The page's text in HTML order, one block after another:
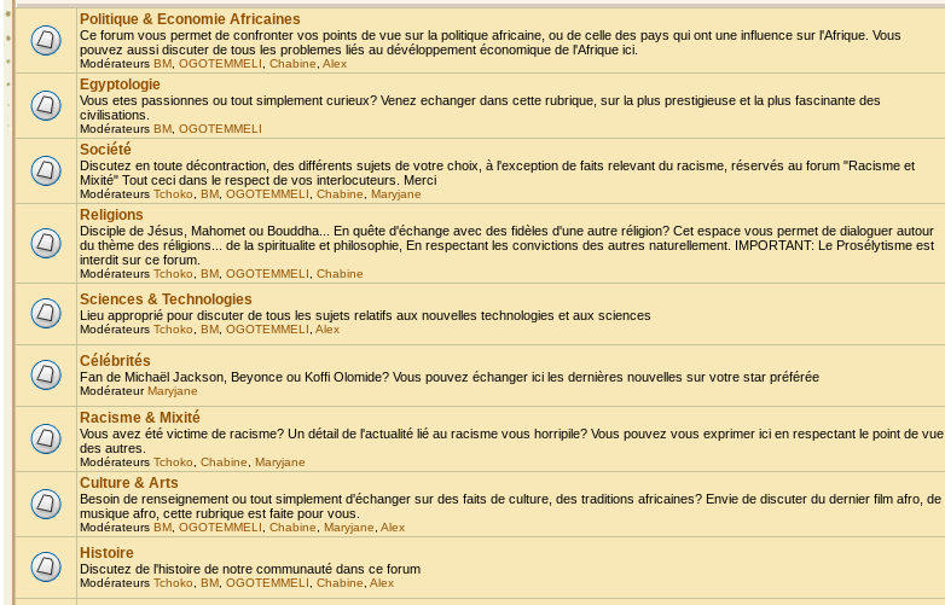
Politique & Economie Africaines
Ce forum vous permet de confronter vos points de vue sur la politique africaine, ou de celle des pays qui ont une influence sur l'Afrique. Vous
pouvez aussi discuter de tous les problemes liés au dévéloppement économique de l'Afrique ici.
Modérateurs BM OGOTEMMELI Chabine Alex
Egyptologie
Vous etes passionnes ou tout simplement curieux? Venez echanger dans cette rubrique, sur la plus prestigieuse et la plus fascinante des
civilisations.
Modérateurs BM OGOTEMMELI
Société
Discutez en toute décontraction, des différents sujets de votre choix, à l'exception de faits relevant du racisme, réservés au forum "Racisme et
Mixité" Tout ceci dans le respect de vos interlocuteurs. Merci
Modérateurs Tchoko BM OGOTEMMELI Chabine Maryjane
Religions
Disciple de Jésus, Mahomet ou Bouddha... En quête d'échange avec des fidèles d'une autre réligion? Cet espace vous permet de dialoguer autour
du thème des réligions... de la spiritualite et philosophie, En respectant les convictions des autres naturellement. IMPORTANT: Le Prosélytisme est
interdit sur ce forum.
Modérateurs Tchoko BM OGOTEMMELI Chabine
Sciences & Technologies
Lieu approprié pour discuter de tous les sujets relatifs aux nouvelles technologies et aux sciences
Modérateurs Tchoko BM OGOTEMMELI Alex
Célébrités
Fan de Michaël Jackson, Beyonce ou Koffi Olomide? Vous pouvez échanger ici les dernières nouvelles sur votre star préférée
ModérateurMaryjane
Racisme & Mixité
Vous avez été victime de racisme? Un détail de l'actualité lié au racisme vous horripile? Vous pouvez vous exprimer ici en respectant le point de vue
des autres.
Modérateurs Tchoko Chabine Maryjane
Culture & Arts
Besoin de renseignement ou tout simplement d'échanger sur des faits de culture, des traditions africaines? Envie de discuter du dernier film afro, de
musique afro, cette rubrique est faite pour vous.
Modérateurs BM OGOTEMMELI Chabine Maryjane Alex
Histoire
Discutez de l'histoire de notre communauté dans ce forum
Modérateurs Tchoko BM OGOTEMMELI Chabine Alex